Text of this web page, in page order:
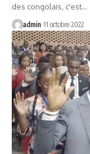
des congolais, c'est…
admin 11 octobre 2022